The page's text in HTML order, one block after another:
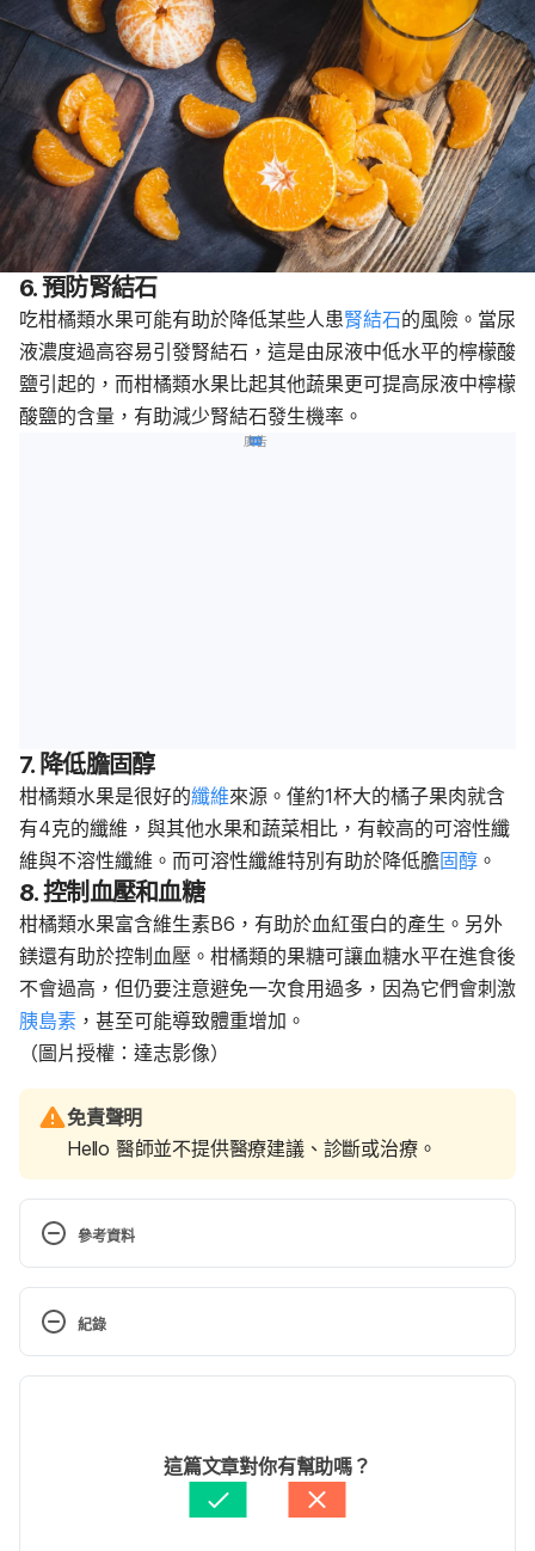
6. 預防腎結石
吃柑橘類水果可能有助於降低某些人患腎結石的風險。當尿
液濃度過高容易引發腎結石，這是由尿液中低水平的檸檬酸
鹽引起的，而柑橘類水果比起其他蔬果更可提高尿液中檸檬
酸鹽的含量，有助減少腎結石發生機率。
廣告
7. 降低膽固醇
柑橘類水果是很好的纖維來源。僅約1杯大的橘子果肉就含
有4克的纖維，與其他水果和蔬菜相比，有較高的可溶性纖
維與不溶性纖維。而可溶性纖維特別有助於降低膽固醇 。
8. 控制血壓和血糖
柑橘類水果富含維生素B6，有助於血紅蛋白的產生。另外
鎂還有助於控制血壓。柑橘類的果糖可讓血糖水平在進食後
不會過高，但仍要注意避免一次食用過多，因為它們會刺激
胰島素 ，甚至可能導致體重增加。
（圖片授權：達志影像）
免責聲明
Hello 醫師並不提供醫療建議、診斷或治療。
參考資料
7 Reasons to Eat More Citrus
Fruits. https://www.healthline.com/nutrition/citrus-
fruit-benefits
/Why-you-should-eat-citrus-fruits/689846-
4815934-33if9lz/index.html
紀錄
張雅惠
何懷德醫師
這篇文章對你有幫助嗎？